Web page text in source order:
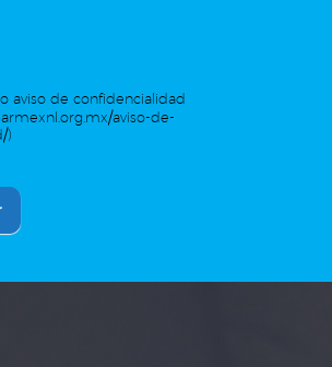
aviso de confidencialidad
aviso-de-
)